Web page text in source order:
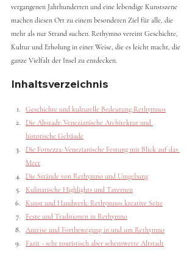
vergangenen Jahrhunderten und eine lebendige Kunstszene
machen diesen Ort zu einem besonderen Ziel für alle, die
mehr als nur Strand suchen. Rethymno vereint Geschichte,
Kultur und Erholung in einer Weise, die es leicht macht, die
ganze Vielfalt der Insel zu entdecken.
Inhaltsverzeichnis
Geschichte und kulturelle Bedeutung Rethymnos
Die Altstadt: Venezianische Architektur und
historische Gebäude
Die Fortezza: Venezianische Festung mit Blick auf das
Meer
Die Strände von Rethymno und Umgebung
Kulinarische Highlights und Tavernen
Kunst und Handwerk: Rethymnos kreative Seite
Feste und Traditionen in Rethymno
Anreise und Fortbewegung in und um Rethymno
Fazit - sehr touristisch aber sehenswerte Altstadt